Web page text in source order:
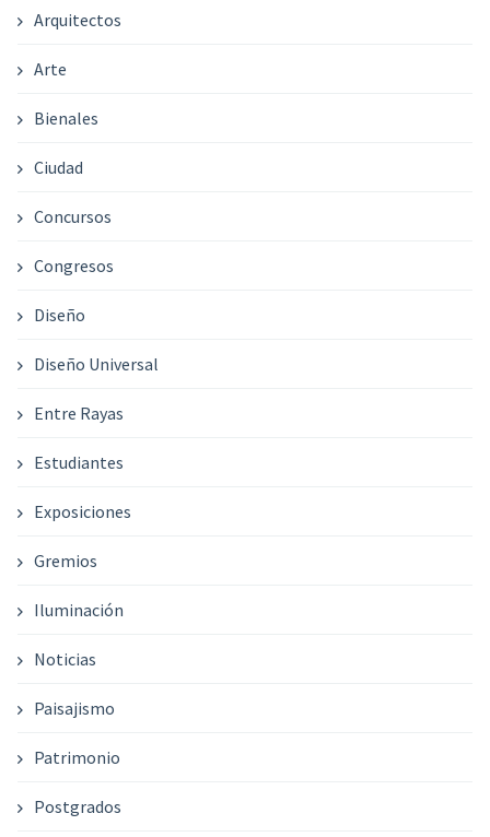
Arquitectos
Arte
Bienales
Ciudad
Concursos
Congresos
Diseño
Diseño Universal
Entre Rayas
Estudiantes
Exposiciones
Gremios
Iluminación
Noticias
Paisajismo
Patrimonio
Postgrados